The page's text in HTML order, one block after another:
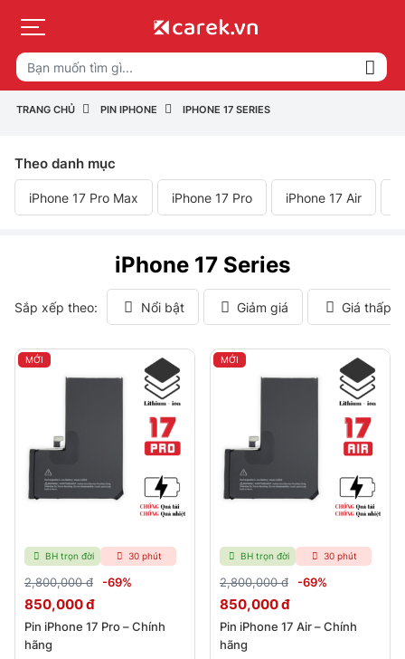
TRANG CHỦ PIN IPHONE IPHONE 17 SERIES
Theo danh mục
iPhone 17 Pro Max iPhone 17 Pro iPhone 17 Air
iPhone 17 Series
Sắp xếp theo: Nổi bật Giảm giá Giá thấp
MỚI
BH trọn đời 30 phút
2,800,000 đ -69%
850,000 đ
Pin iPhone 17 Pro – Chính
hãng
MỚI
BH trọn đời 30 phút
2,800,000 đ -69%
850,000 đ
Pin iPhone 17 Air – Chính
hãng